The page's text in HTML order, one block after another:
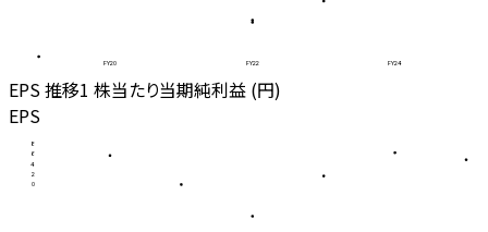
FY20 FY22 FY24
EPS 推移1 株当たり当期純利益 (円)
EPS
0
2
4
6
8